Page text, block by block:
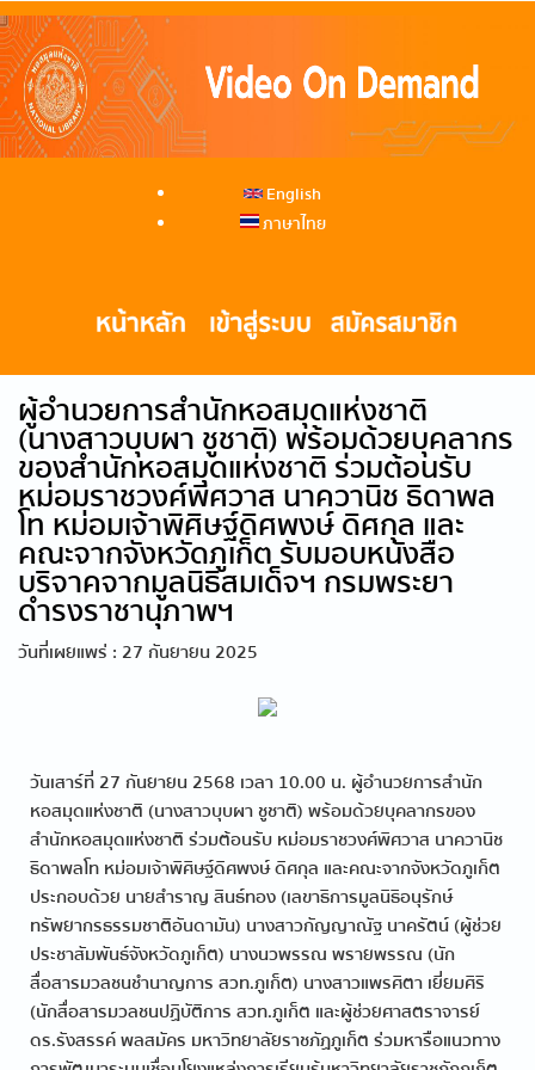
English
ภาษาไทย
ผู้อำนวยการสำนักหอสมุดแห่งชาติ
(นางสาวบุบผา ชูชาติ) พร้อมด้วยบุคลากร
ของสำนักหอสมุดแห่งชาติ ร่วมต้อนรับ
หม่อมราชวงศ์พิศวาส นาควานิช ธิดาพล
โท หม่อมเจ้าพิศิษฐ์ดิศพงษ์ ดิศกุล และ
คณะจากจังหวัดภูเก็ต รับมอบหนังสือ
บริจาคจากมูลนิธิสมเด็จฯ กรมพระยา
ดำรงราชานุภาพฯ
วันที่เผยแพร่ : 27 กันยายน 2025
วันเสาร์ที่ 27 กันยายน 2568 เวลา 10.00 น. ผู้อำนวยการสำนัก
หอสมุดแห่งชาติ (นางสาวบุบผา ชูชาติ) พร้อมด้วยบุคลากรของ
สำนักหอสมุดแห่งชาติ ร่วมต้อนรับ หม่อมราชวงศ์พิศวาส นาควานิช
ธิดาพลโท หม่อมเจ้าพิศิษฐ์ดิศพงษ์ ดิศกุล และคณะจากจังหวัดภูเก็ต
ประกอบด้วย นายสำราญ สินธ์ทอง (เลขาธิการมูลนิธิอนุรักษ์
ทรัพยากรธรรมชาติอันดามัน) นางสาวกัญญาณัฐ นาครัตน์ (ผู้ช่วย
ประชาสัมพันธ์จังหวัดภูเก็ต) นางนวพรรณ พรายพรรณ (นัก
สื่อสารมวลชนชำนาญการ สวท.ภูเก็ต) นางสาวแพรศิตา เยี่ยมศิริ
(นักสื่อสารมวลชนปฏิบัติการ สวท.ภูเก็ต และผู้ช่วยศาสตราจารย์
ดร.รังสรรค์ พลสมัคร มหาวิทยาลัยราชภัฏภูเก็ต ร่วมหารือแนวทาง